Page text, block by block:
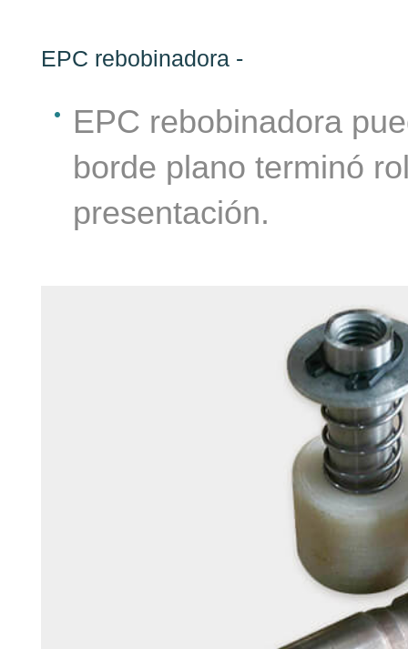
EPC rebobinadora -
EPC rebobinadora
borde plano terminó
presentación.